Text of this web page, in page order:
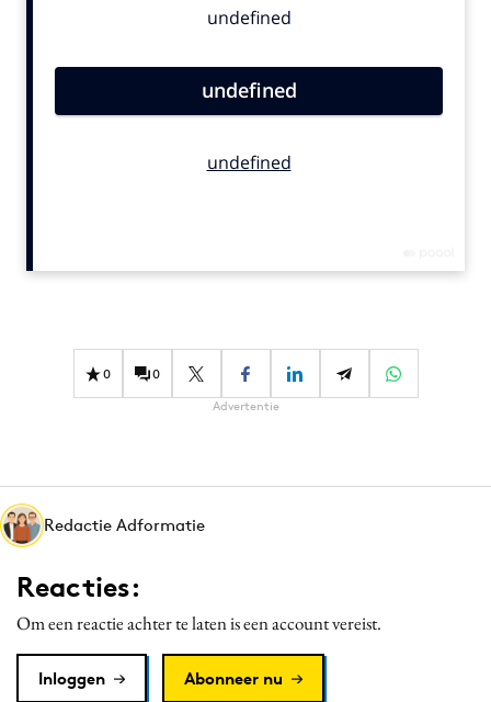
Contentmarketing
Effectiviteit
Gedragsverandering
Martech
Media
Merkstrategie
PR
Programmatic
Reputatie & crisis
0 0
Advertentie
Redactie Adformatie
Reacties:
Om een reactie achter te laten is een account vereist.
Inloggen Abonneer nu